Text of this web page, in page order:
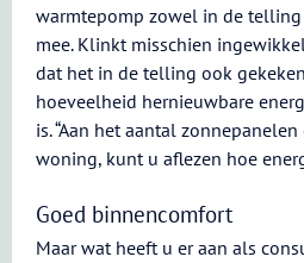
warmtepomp zowel in de telling
mee. Klinkt misschien
dat het in de telling ook
hoeveelheid hernieuwbare
is. “Aan het aantal
woning, kunt u aflezen hoe
Goed binnencomfort
Maar wat heeft u er aan als